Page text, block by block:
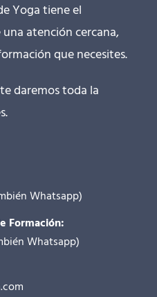
Yoga tiene el
atención cercana,
que necesites.
daremos toda la
Whatsapp)
Formación:
Whatsapp)